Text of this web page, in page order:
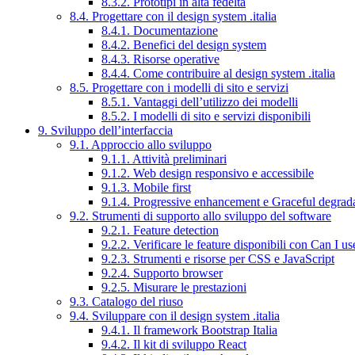
8.4. Progettare con il design system .italia
8.4.1. Documentazione
8.4.2. Benefici del design system
8.4.3. Risorse operative
8.4.4. Come contribuire al design system .italia
8.5. Progettare con i modelli di sito e servizi
8.5.1. Vantaggi dell’utilizzo dei modelli
8.5.2. I modelli di sito e servizi disponibili
9. Sviluppo dell’interfaccia
9.1. Approccio allo sviluppo
9.1.1. Attività preliminari
9.1.2. Web design responsivo e accessibile
9.1.3. Mobile first
9.1.4. Progressive enhancement e Graceful
9.2. Strumenti di supporto allo sviluppo del software
9.2.1. Feature detection
9.2.2. Verificare le feature disponibili con Can I
9.2.3. Strumenti e risorse per CSS e JavaScript
9.2.4. Supporto browser
9.2.5. Misurare le prestazioni
9.3. Catalogo del riuso
9.4. Sviluppare con il design system .italia
9.4.1. Il framework Bootstrap Italia
9.4.2. Il kit di sviluppo React